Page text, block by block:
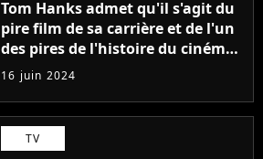
Tom Hanks admet qu'il s'agit du
pire film de sa carrière et de l'un
des pires de l'histoire du cinéma :
"L'un des films les plus
médiocres jamais réalisés"
16 juin 2024
TV